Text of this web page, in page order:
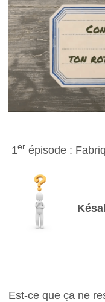
1er épisode :
Est-ce que ça ne